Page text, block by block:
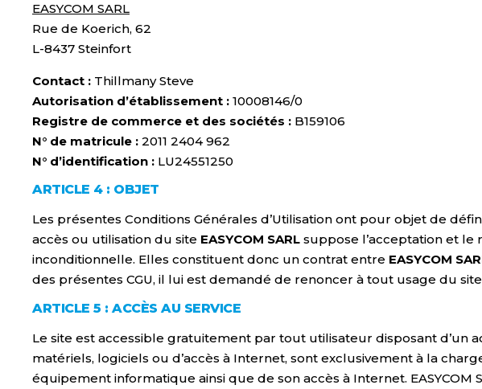
EASYCOM SARL
Rue de Koerich, 62
L-8437 Steinfort
Contact : Thillmany Steve
Autorisation d’établissement : 10008146/0
Registre de commerce et des sociétés : B159106
N° de matricule : 2011 2404 962
N° d’identification : LU24551250
ARTICLE 4 : OBJET
Les présentes Conditions Générales d’Utilisation ont pour objet de
accès ou utilisation du site EASYCOM SARL suppose l’acceptation et le
inconditionnelle. Elles constituent donc un contrat entre EASYCOM
des présentes CGU, il lui est demandé de renoncer à tout usage du site
ARTICLE 5 : ACCÈS AU SERVICE
Le site est accessible gratuitement par tout utilisateur disposant d’un
matériels, logiciels ou d’accès à Internet, sont exclusivement à la
équipement informatique ainsi que de son accès à Internet.